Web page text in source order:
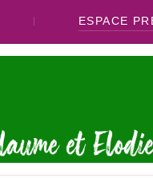
ESPACE